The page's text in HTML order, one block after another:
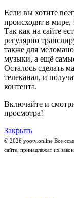
Если вы хотите
происходят в
Так как на сайте
регулярно
также для
музыки, а ещё
Осталось сделать
телеканал, и
контента.
Включайте и
просмотра!
Закрыть
© 2026 yootv.online Все
сайте, принадлежат их